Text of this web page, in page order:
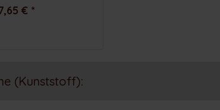
€ *
(Kunststoff):